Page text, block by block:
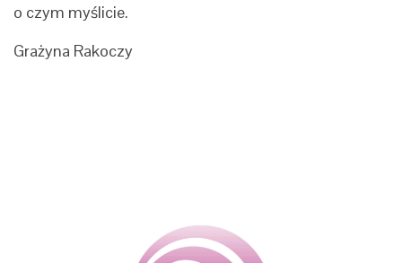
o czym myślicie.
Grażyna Rakoczy